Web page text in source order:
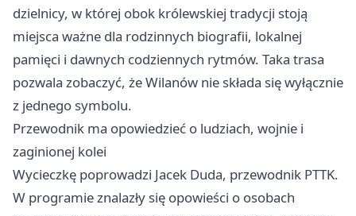
dzielnicy, w której obok królewskiej tradycji stoją
miejsca ważne dla rodzinnych biografii, lokalnej
pamięci i dawnych codziennych rytmów. Taka trasa
pozwala zobaczyć, że Wilanów nie składa się wyłącznie
z jednego symbolu.
Przewodnik ma opowiedzieć o ludziach, wojnie i
zaginionej kolei
Wycieczkę poprowadzi Jacek Duda, przewodnik PTTK.
W programie znalazły się opowieści o osobach